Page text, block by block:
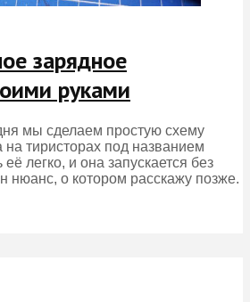
зарядное
руками
мы сделаем простую схему
на тиристорах под названием
легко, и она запускается без
нюанс, о котором расскажу позже.